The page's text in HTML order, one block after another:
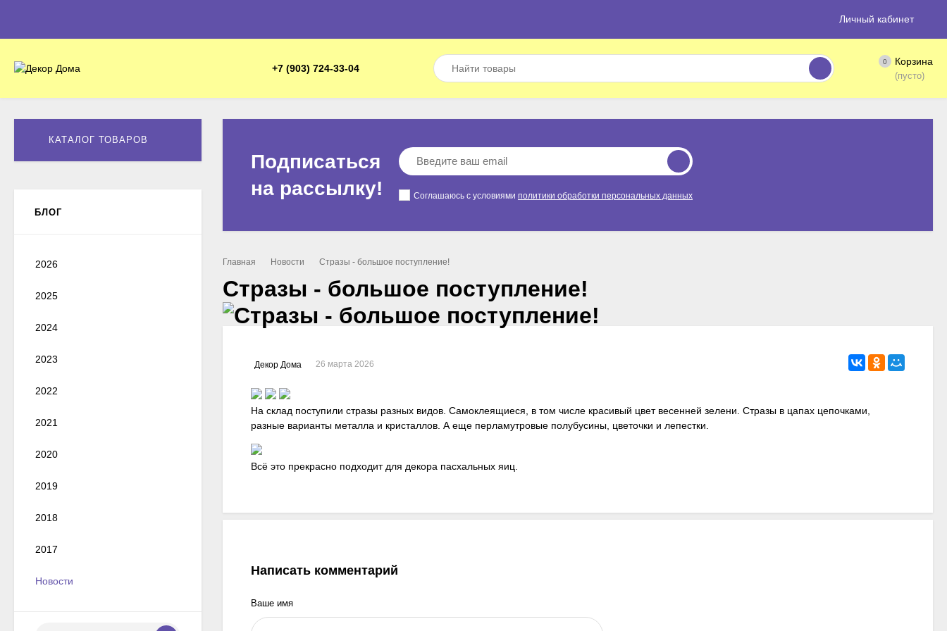
Личный кабинет
+7 (903) 724-33-04
0 Корзина
(пусто)
Подписаться
на рассылкy!
Соглашаюсь с условиями политики обработки персональных данных
Главная Новости Стразы - большое поступление!
Стразы - большое поступление!
Декор Дома 26 марта 2026
На склад поступили стразы разных видов. Самоклеящиеся, в том числе красивый цвет весенней зелени. Стразы в цапах цепочками,
разные варианты металла и кристаллов. А еще перламутровые полубусины, цветочки и лепестки.
Всё это прекрасно подходит для декора пасхальных яиц.
Написать комментарий
Ваше имя
КАТАЛОГ ТОВАРОВ
БЛОГ
2026
2025
2024
2023
2022
2021
2020
2019
2018
2017
Новости